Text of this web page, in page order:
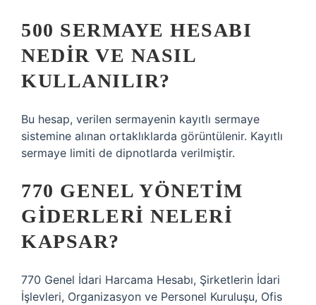
500 SERMAYE HESABI
NEDIR VE NASIL
KULLANILIR?
Bu hesap, verilen sermayenin kayıtlı sermaye
sistemine alınan ortaklıklarda görüntülenir. Kayıtlı
sermaye limiti de dipnotlarda verilmiştir.
770 GENEL YÖNETIM
GIDERLERI NELERI
KAPSAR?
770 Genel İdari Harcama Hesabı, Şirketlerin İdari
İşlevleri, Organizasyon ve Personel Kuruluşu, Ofis